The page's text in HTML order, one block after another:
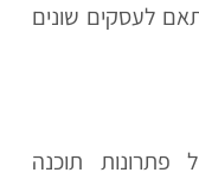
לעסקים שונים
תוכנה